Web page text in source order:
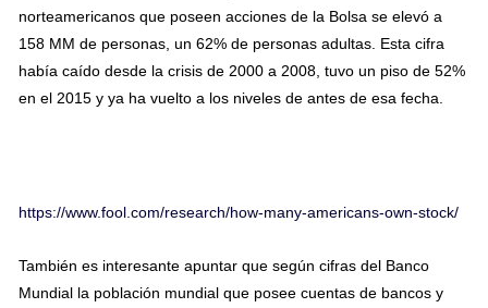
norteamericanos que poseen acciones de la Bolsa se elevó a
158 MM de personas, un 62% de personas adultas. Esta cifra
había caído desde la crisis de 2000 a 2008, tuvo un piso de 52%
en el 2015 y ya ha vuelto a los niveles de antes de esa fecha.
https://www.fool.com/research/how-many-americans-own-stock/
También es interesante apuntar que según cifras del Banco
Mundial la población mundial que posee cuentas de bancos y